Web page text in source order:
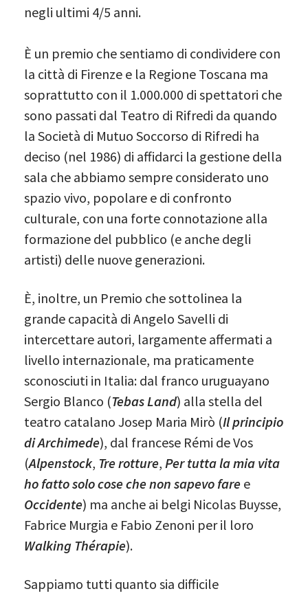
negli ultimi 4/5 anni.
È un premio che sentiamo di condividere con
la città di Firenze e la Regione Toscana ma
soprattutto con il 1.000.000 di spettatori che
sono passati dal Teatro di Rifredi da quando
la Società di Mutuo Soccorso di Rifredi ha
deciso (nel 1986) di affidarci la gestione della
sala che abbiamo sempre considerato uno
spazio vivo, popolare e di confronto
culturale, con una forte connotazione alla
formazione del pubblico (e anche degli
artisti) delle nuove generazioni.
È, inoltre, un Premio che sottolinea la
grande capacità di Angelo Savelli di
intercettare autori, largamente affermati a
livello internazionale, ma praticamente
sconosciuti in Italia: dal franco uruguayano
Sergio Blanco (Tebas Land) alla stella del
teatro catalano Josep Maria Mirò (Il principio
di Archimede), dal francese Rémi de Vos
(Alpenstock, Tre rotture, Per tutta la mia vita
ho fatto solo cose che non sapevo fare e
Occidente) ma anche ai belgi Nicolas Buysse,
Fabrice Murgia e Fabio Zenoni per il loro
Walking Thérapie).
Sappiamo tutti quanto sia difficile